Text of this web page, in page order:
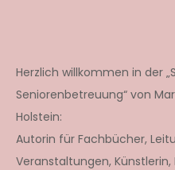
Herzlich willkommen in der
Seniorenbetreuung“ von
Holstein:
Autorin für Fachbücher,
Veranstaltungen, Künstlerin,